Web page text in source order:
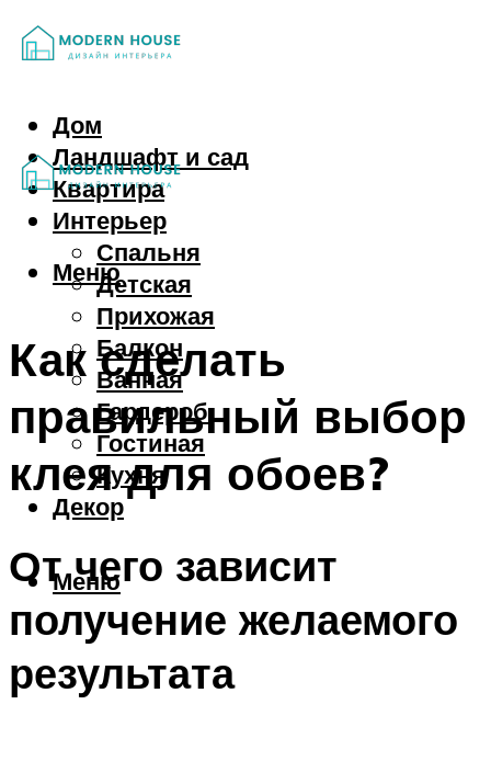
Дом
Ландшафт и сад
Квартира
Интерьер
Спальня
Детская
Прихожая
Балкон
Ванная
Гардероб
Гостиная
Кухня
Декор
Меню
Меню
Как сделать
правильный выбор
клея для обоев?
От чего зависит
получение желаемого
результата